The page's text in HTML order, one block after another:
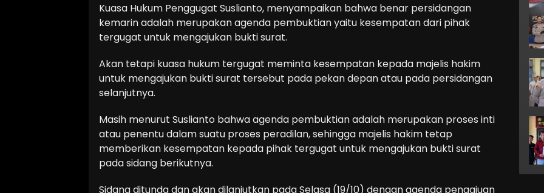
Kuasa Hukum Penggugat Suslianto, menyampaikan bahwa benar persidangan
kemarin adalah merupakan agenda pembuktian yaitu kesempatan dari pihak
tergugat untuk mengajukan bukti surat.
Akan tetapi kuasa hukum tergugat meminta kesempatan kepada majelis hakim
untuk mengajukan bukti surat tersebut pada pekan depan atau pada persidangan
selanjutnya.
Masih menurut Suslianto bahwa agenda pembuktian adalah merupakan proses inti
atau penentu dalam suatu proses peradilan, sehingga majelis hakim tetap
memberikan kesempatan kepada pihak tergugat untuk mengajukan bukti surat
pada sidang berikutnya.
Sidang ditunda dan akan dilanjutkan pada Selasa (19/10) dengan agenda pengajuan